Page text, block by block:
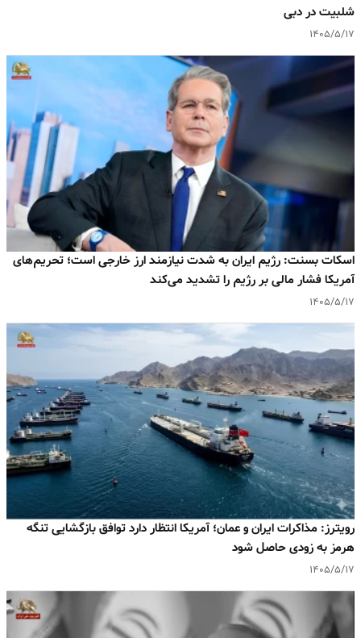
شلبیت در دبی
۱۴۰۵/۵/۱۷
اسکات بسنت: رژیم ایران به‌ شدت نیازمند ارز خارجی است؛ تحریم‌های
آمریکا فشار مالی بر رژیم را تشدید می‌کند
۱۴۰۵/۵/۱۷
رویترز: مذاکرات ایران و عمان؛ آمریکا انتظار دارد توافق بازگشایی تنگه
هرمز به‌ زودی حاصل شود
۱۴۰۵/۵/۱۷